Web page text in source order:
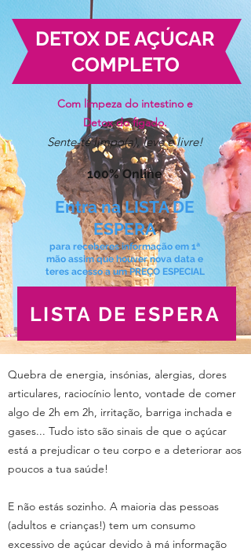
DETOX DE AÇÚCAR
COMPLETO
Com limpeza do intestino e
Detox do fígado.
Sente-te limpo(a), leve e livre!
100% Online
Entra na LISTA DE
ESPERA
para receberes informação em 1ª
mão assim que houver nova data e
teres acesso a um PREÇO ESPECIAL
LISTA DE ESPERA
Quebra de energia, insónias, alergias, dores
articulares, raciocínio lento, vontade de comer
algo de 2h em 2h, irritação, barriga inchada e
gases... Tudo isto são sinais de que o açúcar
está a prejudicar o teu corpo e a deteriorar aos
poucos a tua saúde!
E não estás sozinho. A maioria das pessoas
(adultos e crianças!) tem um consumo
excessivo de açúcar devido à má informação